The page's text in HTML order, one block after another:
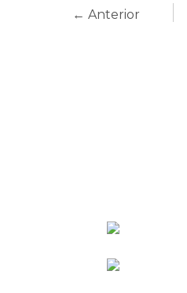
← Anterior